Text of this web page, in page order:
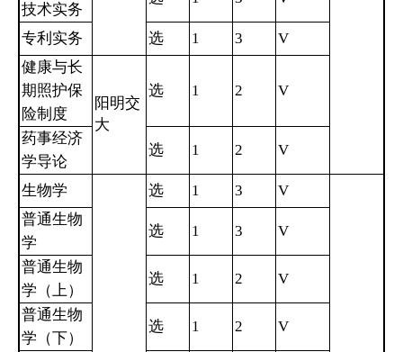
技术实务
专利实务 选 1 3
V
健康与长
期照护保
险制度
阳明交
大
选 1 2 V
药事经济
学导论
选 1 2 V
生物学 选 1 3 V
普通生物
学
选 1 3 V
普通生物
学（上）
选 1 2 V
普通生物
学（下）
选 1 2 V